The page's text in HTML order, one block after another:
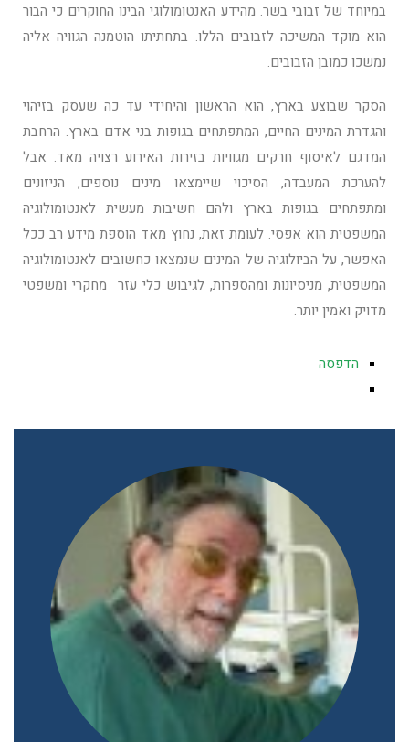
במיוחד של זבובי בשר. מהידע האנטומולוגי הבינו החוקרים כי הבור
הוא מוקד המשיכה לזבובים הללו. בתחתיתו הוטמנה הגוויה אליה
נמשכו כמובן הזבובים.
הסקר שבוצע בארץ, הוא הראשון והיחידי עד כה שעסק בזיהוי
והגדרת המינים החיים, המתפתחים בגופות בני אדם בארץ. הרחבת
המדגם לאיסוף חרקים מגוויות בזירות האירוע רצויה מאד. אבל
להערכת המעבדה, הסיכוי שיימצאו מינים נוספים, הניזונים
ומתפתחים בגופות בארץ ולהם חשיבות מעשית לאנטומולוגיה
המשפטית הוא אפסי. לעומת זאת, נחוץ מאד הוספת מידע רב ככל
האפשר, על הביולוגיה של המינים שנמצאו כחשובים לאנטומולוגיה
המשפטית, מניסיונות ומהספרות, לגיבוש כלי עזר מחקרי ומשפטי
מדויק ואמין יותר.
הדפסה